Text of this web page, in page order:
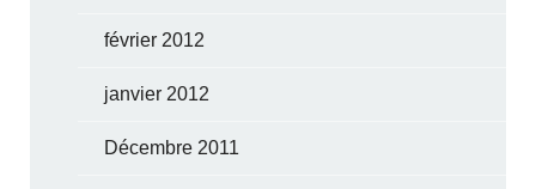
février 2012
janvier 2012
Décembre 2011